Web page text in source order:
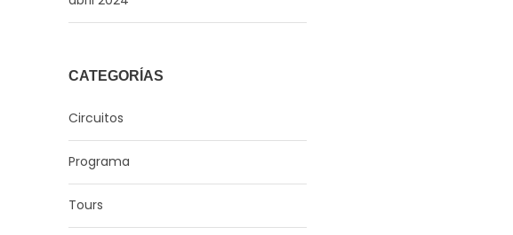
CATEGORÍAS
Circuitos
Programa
Tours